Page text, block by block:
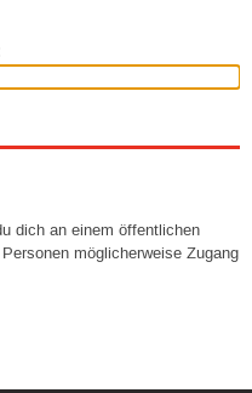
dich an einem öffentlichen
möglicherweise Zugang